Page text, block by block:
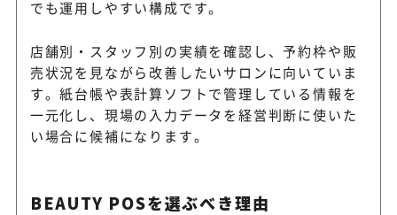
でも運用しやすい構成です。
店舗別・スタッフ別の実績を確認し、予約枠や販
売状況を見ながら改善したいサロンに向いていま
す。紙台帳や表計算ソフトで管理している情報を
一元化し、現場の入力データを経営判断に使いた
い場合に候補になります。
BEAUTY POSを選ぶべき理由